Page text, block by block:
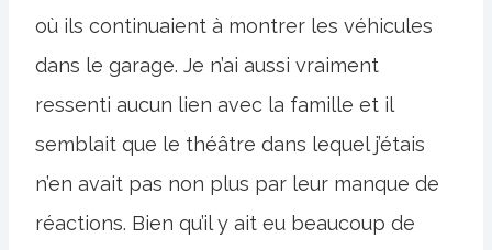
où ils continuaient à montrer les véhicules
dans le garage. Je n’ai aussi vraiment
ressenti aucun lien avec la famille et il
semblait que le théâtre dans lequel j’étais
n’en avait pas non plus par leur manque de
réactions. Bien qu’il y ait eu beaucoup de